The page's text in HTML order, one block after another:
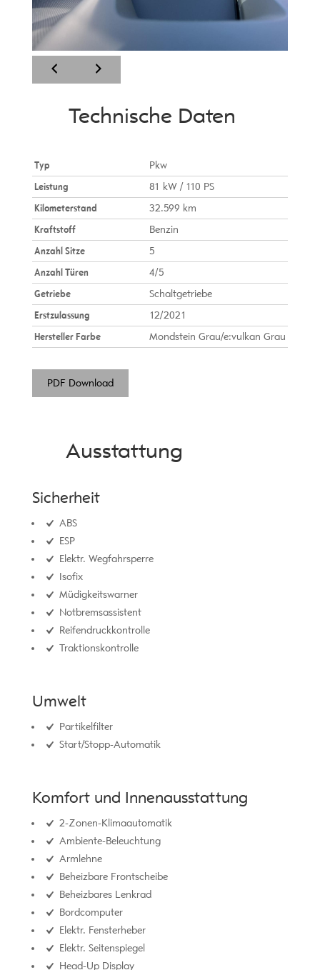
Technische Daten
Typ
Pkw
Leistung
81 kW / 110 PS
Kilometerstand
32.599 km
Kraftstoff
Benzin
Anzahl Sitze
5
Anzahl Türen
4/5
Getriebe
Schaltgetriebe
Erstzulassung
12/2021
Hersteller Farbe
Mondstein Grau/e:vulkan Grau
PDF Download
Ausstattung
Sicherheit
ABS
ESP
Elektr. Wegfahrsperre
Isofix
Müdigkeitswarner
Notbremsassistent
Reifendruckkontrolle
Traktionskontrolle
Umwelt
Partikelfilter
Start/Stopp-Automatik
Komfort und Innenausstattung
2-Zonen-Klimaautomatik
Ambiente-Beleuchtung
Armlehne
Beheizbare Frontscheibe
Beheizbares Lenkrad
Bordcomputer
Elektr. Fensterheber
Elektr. Seitenspiegel
Head-Up Display